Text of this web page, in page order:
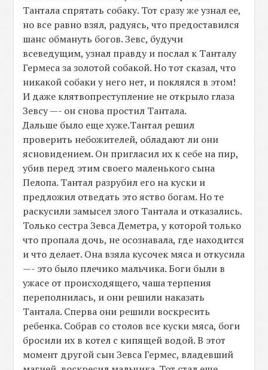
Тантала спрятать собаку. Тот сразу же узнал ее,
но все равно взял, радуясь, что предоставился
шанс обмануть богов. Зевс, будучи
всеведущим, узнал правду и послал к Танталу
Гермеса за золотой собакой. Но тот сказал, что
никакой собаки у него нет, и поклялся в этом!
И даже клятвопреступление не открыло глаза
Зевсу —- он снова простил Тантала.
Дальше было еще хуже.Тантал решил
проверить небожителей, обладают ли они
ясновидением. Он пригласил их к себе на пир,
убив перед этим своего маленького сына
Пелопа. Тантал разрубил его на куски и
предложил отведать это яство богам. Но те
раскусили замысел злого Тантала и отказались.
Только сестра Зевса Деметра, у которой только
что пропала дочь, не осознавала, где находится
и что делает. Она взяла кусочек мяса и откусила
—- это было плечико мальчика. Боги были в
ужасе от происходящего, чаша терпения
переполнилась, и они решили наказать
Тантала. Сперва они решили воскресить
ребенка. Собрав со столов все куски мяса, боги
бросили их в котел с кипящей водой. В этот
момент другой сын Зевса Гермес, владевший